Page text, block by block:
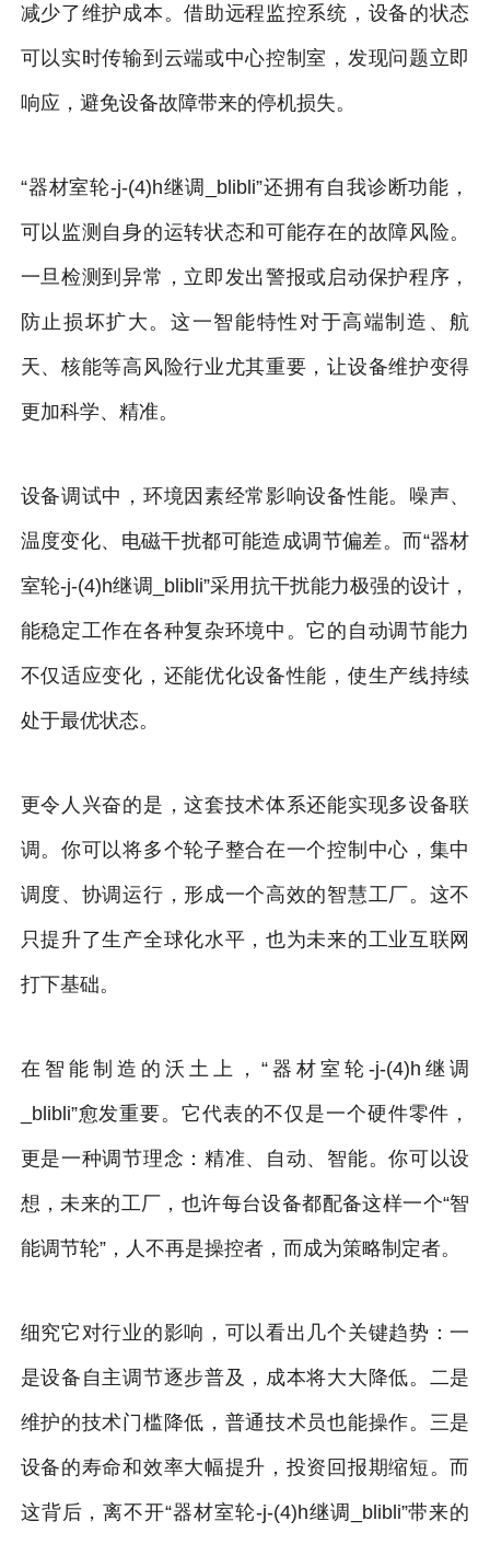
减少了维护成本。借助远程监控系统，设备的状态
可以实时传输到云端或中心控制室，发现问题立即
响应，避免设备故障带来的停机损失。
“器材室轮-j-(4)h继调_blibli”还拥有自我诊断功能，
可以监测自身的运转状态和可能存在的故障风险。
一旦检测到异常，立即发出警报或启动保护程序，
防止损坏扩大。这一智能特性对于高端制造、航
天、核能等高风险行业尤其重要，让设备维护变得
更加科学、精准。
设备调试中，环境因素经常影响设备性能。噪声、
温度变化、电磁干扰都可能造成调节偏差。而“器材
室轮-j-(4)h继调_blibli”采用抗干扰能力极强的设计，
能稳定工作在各种复杂环境中。它的自动调节能力
不仅适应变化，还能优化设备性能，使生产线持续
处于最优状态。
更令人兴奋的是，这套技术体系还能实现多设备联
调。你可以将多个轮子整合在一个控制中心，集中
调度、协调运行，形成一个高效的智慧工厂。这不
只提升了生产全球化水平，也为未来的工业互联网
打下基础。
在智能制造的沃土上，“器材室轮-j-(4)h继调
_blibli”愈发重要。它代表的不仅是一个硬件零件，
更是一种调节理念：精准、自动、智能。你可以设
想，未来的工厂，也许每台设备都配备这样一个“智
能调节轮”，人不再是操控者，而成为策略制定者。
细究它对行业的影响，可以看出几个关键趋势：一
是设备自主调节逐步普及，成本将大大降低。二是
维护的技术门槛降低，普通技术员也能操作。三是
设备的寿命和效率大幅提升，投资回报期缩短。而
这背后，离不开“器材室轮-j-(4)h继调_blibli”带来的